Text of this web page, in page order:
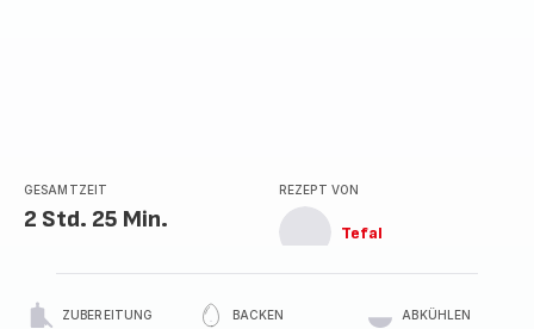
GESAMTZEIT
2 Std. 25 Min.
REZEPT VON
Tefal
ZUBEREITUNG BACKEN ABKÜHLEN